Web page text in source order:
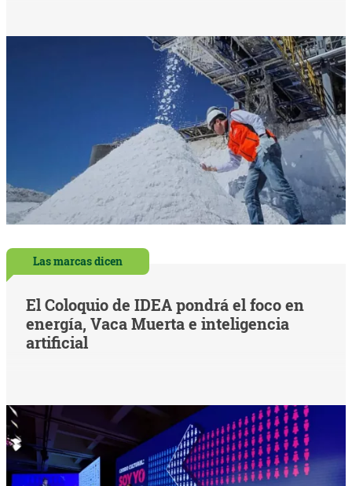
Las marcas dicen
El Coloquio de IDEA pondrá el foco en
energía, Vaca Muerta e inteligencia
artificial